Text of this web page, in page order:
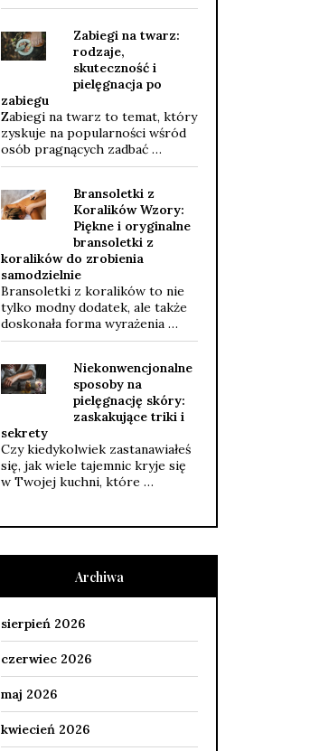
Zabiegi na twarz:
rodzaje,
skuteczność i
pielęgnacja po
zabiegu
Zabiegi na twarz to temat, który
zyskuje na popularności wśród
osób pragnących zadbać …
Bransoletki z
Koralików Wzory:
Piękne i oryginalne
bransoletki z
koralików do zrobienia
samodzielnie
Bransoletki z koralików to nie
tylko modny dodatek, ale także
doskonała forma wyrażenia …
Niekonwencjonalne
sposoby na
pielęgnację skóry:
zaskakujące triki i
sekrety
Czy kiedykolwiek zastanawiałeś
się, jak wiele tajemnic kryje się
w Twojej kuchni, które …
Archiwa
sierpień 2026
czerwiec 2026
maj 2026
kwiecień 2026